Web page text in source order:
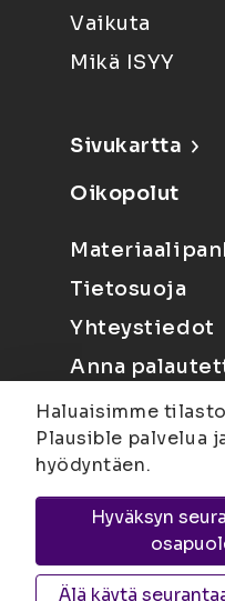
Vaikuta
Mikä ISYY
Sivukartta
Oikopolut
Tietosuoja
Yhteystiedot
Anna
Joensuu
Kuopio
Haluaisimme
Plausible palvelua
hyödyntäen.
Hyväksyn
Älä käytä